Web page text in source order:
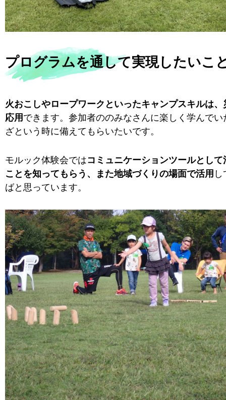
プログラムを通して実現したいこ
火おこしやロープワークといったキャンプスキルは、
応用 できます。参加者ののみなさんに楽しく学んでい
ざという時に備えてもらいたいです。
モルック体験会ではコミュニケーションツールとして
ことを知ってもらう、また地域づくりの場面で活用
ばと思っています。